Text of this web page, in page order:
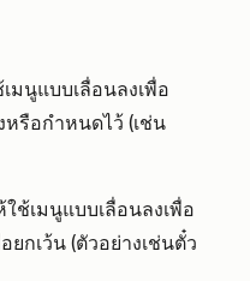
มนูแบบเลื่อนลงเพื่อ
หรือกำหนดไว้ (เช่น
ใช้เมนูแบบเลื่อนลงเพื่อ
ยกเว้น (ตัวอย่างเช่นตั๋ว